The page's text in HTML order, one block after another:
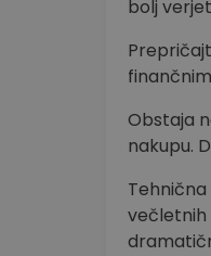
bolj
Obstaja
nakupu.
večletnih